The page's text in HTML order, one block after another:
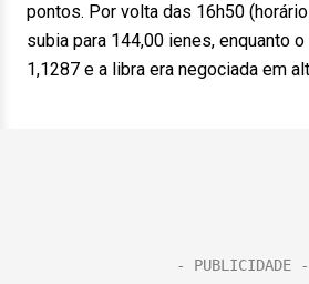
pontos. Por volta das 16h50
subia para 144,00 ienes, enquanto o
1,1287 e a libra era negociada em